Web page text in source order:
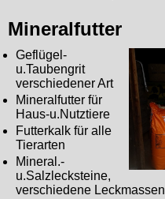
Mineralfutter
Geflügel-
u.Taubengrit
verschiedener Art
Mineralfutter für
Haus-u.Nutztiere
Futterkalk für alle
Tierarten
Mineral.-
u.Salzlecksteine,
verschiedene Leckmassen